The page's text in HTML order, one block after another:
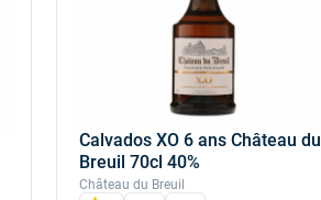
Calvados XO 6 ans Château du
Breuil 70cl 40%
Château du Breuil